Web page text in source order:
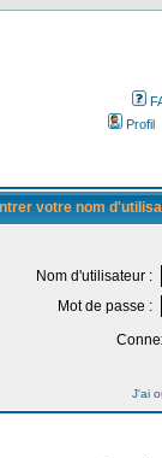
Profil
votre nom
Nom d'utilisateur :
Mot de passe :
J'ai